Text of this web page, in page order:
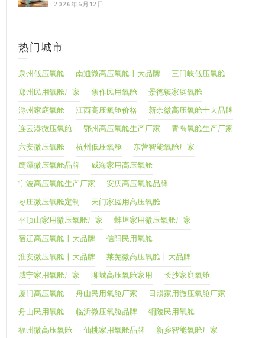
2026年6月12日
热门城市
泉州低压氧舱 南通微高压氧舱十大品牌 三门峡低压氧舱
郑州民用氧舱厂家 焦作民用氧舱 景德镇家庭氧舱
滁州家庭氧舱 江西高压氧舱价格 新余微高压氧舱十大品牌
连云港微压氧舱 鄂州高压氧舱生产厂家 青岛氧舱生产厂家
六安微压氧舱 杭州低压氧舱 东营智能氧舱厂家
鹰潭微压氧舱品牌 威海家用高压氧舱
宁波高压氧舱生产厂家 安庆高压氧舱品牌
枣庄微压氧舱定制 天门家庭用高压氧舱
平顶山家用微压氧舱厂家 蚌埠家用微压氧舱厂家
宿迁高压氧舱十大品牌 信阳民用氧舱
淮安微压氧舱十大品牌 莱芜微高压氧舱十大品牌
咸宁家用氧舱厂家 聊城高压氧舱家用 长沙家庭氧舱
厦门高压氧舱 舟山民用氧舱厂家 日照家用微压氧舱厂家
舟山民用氧舱 临沂微压氧舱品牌 铜陵民用氧舱
福州微高压氧舱 仙桃家用氧舱品牌 新乡智能氧舱厂家